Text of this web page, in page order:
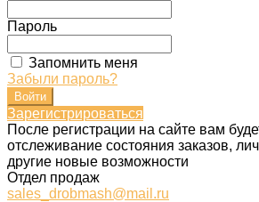
Пароль
Запомнить меня
Забыли пароль?
Зарегистрироваться
После регистрации на сайте вам
отслеживание состояния заказов,
другие новые возможности
Отдел продаж
sales_drobmash@mail.ru